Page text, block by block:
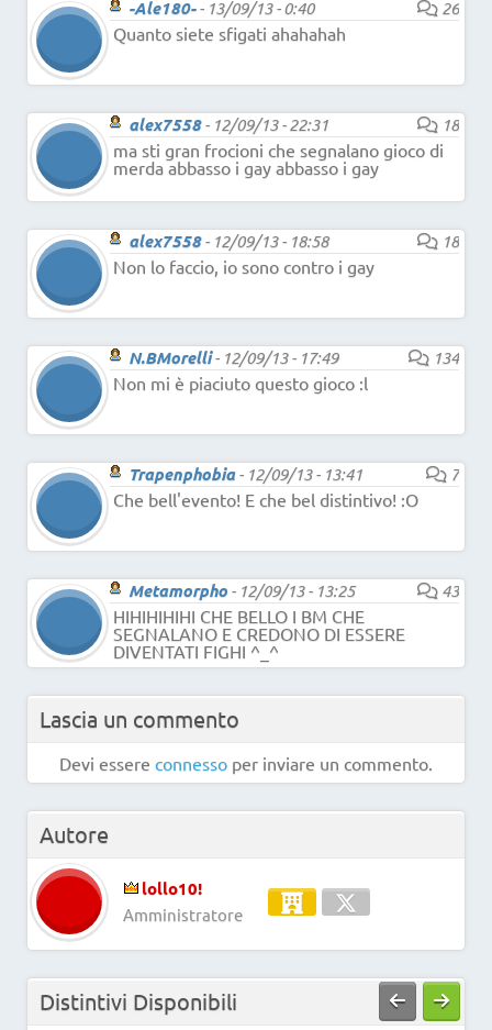
-Ale180-- 13/09/13 - 0:40
26
Quanto siete sfigati ahahahah
alex7558- 12/09/13 - 22:31
18
ma sti gran frocioni che segnalano gioco di
merda abbasso i gay abbasso i gay
alex7558- 12/09/13 - 18:58
18
Non lo faccio, io sono contro i gay
N.BMorelli- 12/09/13 - 17:49
134
Non mi è piaciuto questo gioco :l
Trapenphobia- 12/09/13 - 13:41
7
Che bell'evento! E che bel distintivo! :O
Metamorpho - 12/09/13 - 13:25
43
HIHIHIHIHI CHE BELLO I BM CHE
SEGNALANO E CREDONO DI ESSERE
DIVENTATI FIGHI ^_^
Lascia un commento
Devi essere connesso per inviare un commento.
Autore
lollo10!
Amministratore
Distintivi Disponibili